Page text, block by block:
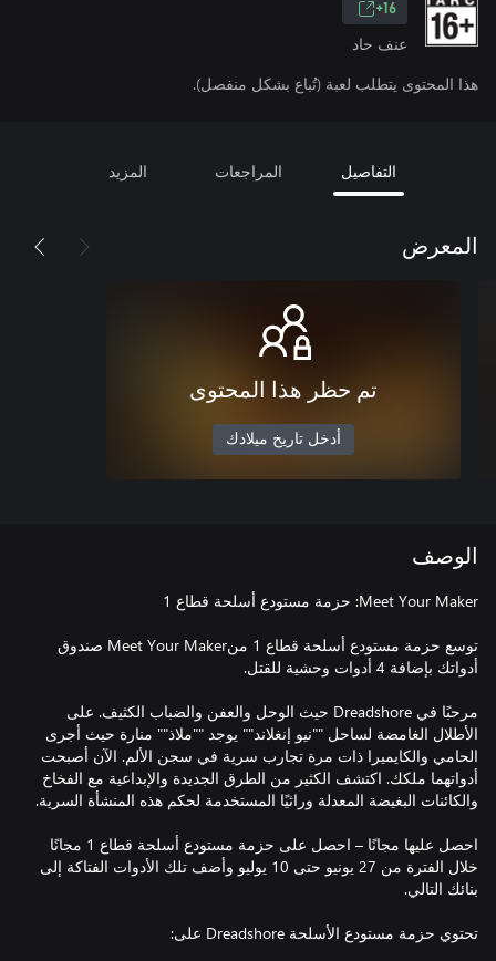
16+
عنف حاد
هذا المحتوى يتطلب لعبة (تُباع بشكل منفصل).
التفاصيل المراجعات المزيد
المعرض
تم حظر هذا المحتوى
أدخل تاريخ ميلادك
الوصف
توسع حزمة مستودع أسلحة قطاع 1 منMeet Your Maker صندوق
مرحبًا في Dreadshore حيث الوحل والعفن والضباب الكثيف. على
الأطلال الغامضة لساحل ""نيو إنغلاند"" يوجد ""ملاذ"" منارة حيث أجرى
الحامي والكايميرا ذات مرة تجارب سرية في سجن الألم. الآن أصبحت
أدواتهما ملكك. اكتشف الكثير من الطرق الجديدة والإبداعية مع الفخاخ
احصل عليها مجانًا – احصل على حزمة مستودع أسلحة قطاع 1 مجانًا
خلال الفترة من 27 يونيو حتى 10 يوليو وأضف تلك الأدوات الفتاكة إلى